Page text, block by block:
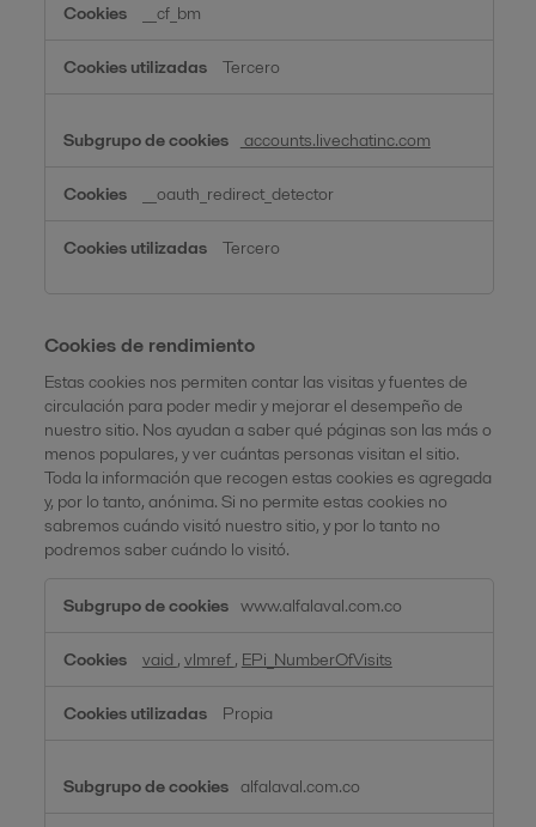
__cf_bm
Tercero
accounts.livechatinc.com
__oauth_redirect_detector
Tercero
Cookies de rendimiento
Estas cookies nos permiten contar las visitas y fuentes de
circulación para poder medir y mejorar el desempeño de
nuestro sitio. Nos ayudan a saber qué páginas son las más o
menos populares, y ver cuántas personas visitan el sitio.
Toda la información que recogen estas cookies es agregada
y, por lo tanto, anónima. Si no permite estas cookies no
sabremos cuándo visitó nuestro sitio, y por lo tanto no
podremos saber cuándo lo visitó.
rendimiento
www.alfalaval.com.co
vaid , vlmref , EPi_NumberOfVisits
Propia
alfalaval.com.co